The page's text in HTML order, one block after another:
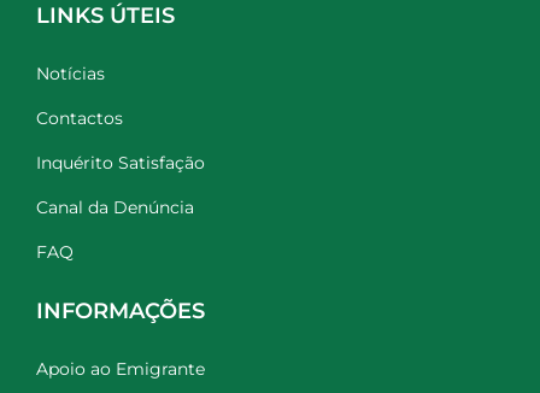
LINKS ÚTEIS
Notícias
Contactos
Inquérito Satisfação
Canal da Denúncia
FAQ
INFORMAÇÕES
Apoio ao Emigrante